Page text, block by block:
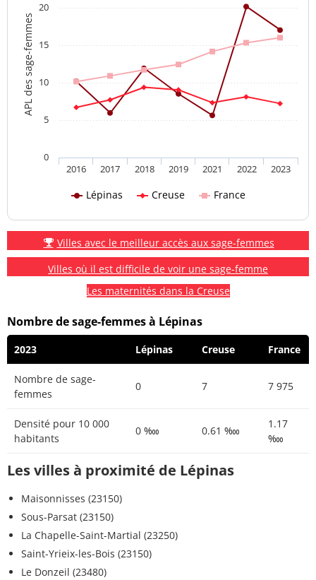
APL des sage-femmes
Lépinas Creuse France
2016 2017 2018 2019 2021 2022 2023
0
5
10
15
20
Villes avec le meilleur accès aux sage-femmes
Villes où il est difficile de voir une sage-femme
Les maternités dans la Creuse
Nombre de sage-femmes à Lépinas
2023 Lépinas Creuse France
Nombre de sage-
femmes
0 7 7 975
Densité pour 10 000
habitants
0 ‱ 0.61 ‱
1.17
‱
Les villes à proximité de Lépinas
Maisonnisses (23150)
Sous-Parsat (23150)
La Chapelle-Saint-Martial (23250)
Saint-Yrieix-les-Bois (23150)
Le Donzeil (23480)